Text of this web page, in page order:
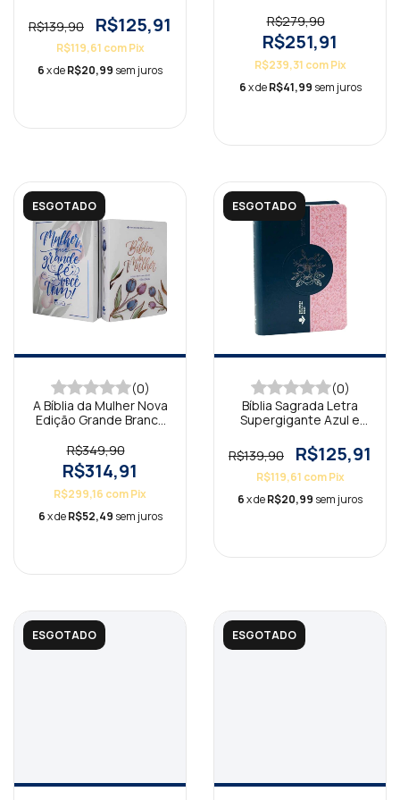
R$139,90
R$125,91
R$119,61 com Pix
6x deR$20,99 sem juros
R$279,90
R$251,91
R$239,31 com Pix
6x deR$41,99 sem juros
ESGOTADO
(0)
A Bíblia da Mulher Nova
Edição Grande Branca
R$349,90
R$314,91
R$299,16 comPix
6x deR$52,49 sem juros
ESGOTADO
(0)
Bíblia Sagrada Letra
Supergigante Azul e
R$139,90
R$125,91
R$119,61 com Pix
6x deR$20,99 sem juros
ESGOTADO ESGOTADO